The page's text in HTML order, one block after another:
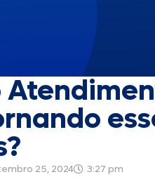
25, 2024 3:27 pm